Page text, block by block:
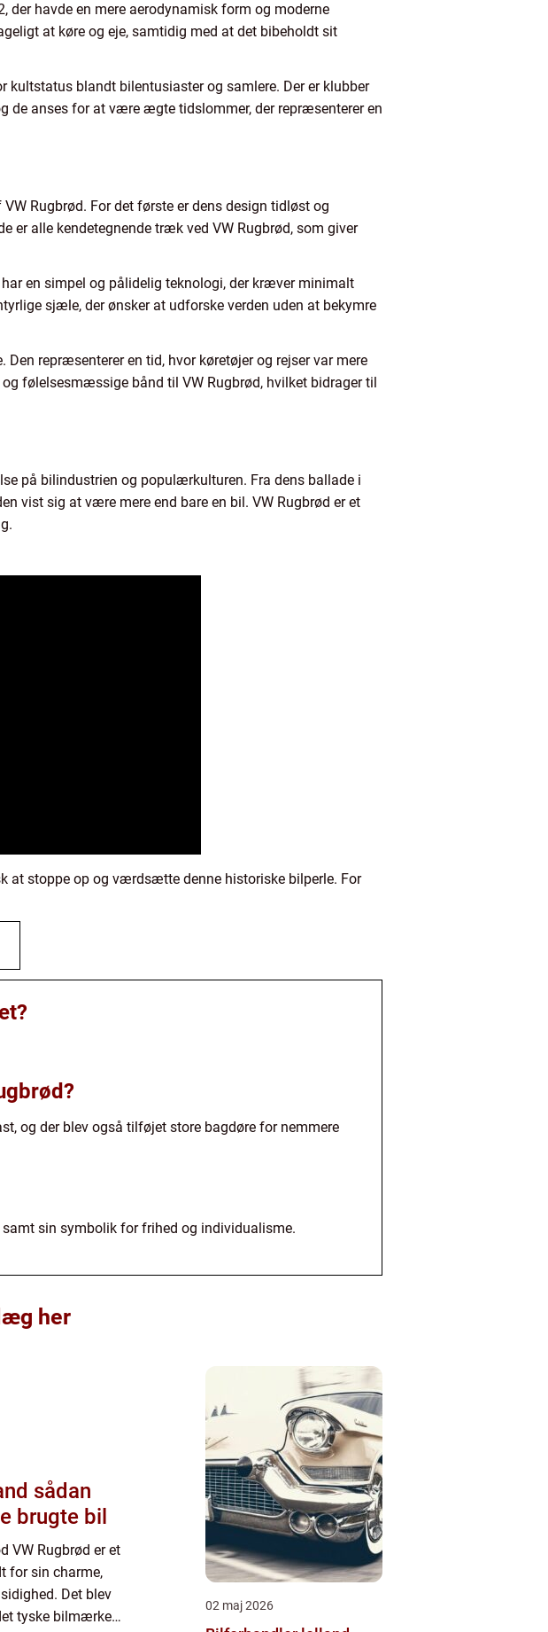
der havde en mere aerodynamisk form og moderne
at køre og eje, samtidig med at det bibeholdt sit
kultstatus blandt bilentusiaster og samlere. Der er klubber
de anses for at være ægte tidslommer, der repræsenterer en
Rugbrød. For det første er dens design tidløst og
er alle kendetegnende træk ved VW Rugbrød, som giver
en simpel og pålidelig teknologi, der kræver minimalt
sjæle, der ønsker at udforske verden uden at bekymre
repræsenterer en tid, hvor køretøjer og rejser var mere
følelsesmæssige bånd til VW Rugbrød, hvilket bidrager til
på bilindustrien og populærkulturen. Fra dens ballade i
vist sig at være mere end bare en bil. VW Rugbrød er et
at stoppe op og værdsætte denne historiske bilperle. For
og der blev også tilføjet store bagdøre for nemmere
sin symbolik for frihed og individualisme.
her
brugte bil
VW Rugbrød er et
for sin charme,
Det blev
tyske bilmærke
02 maj 2026